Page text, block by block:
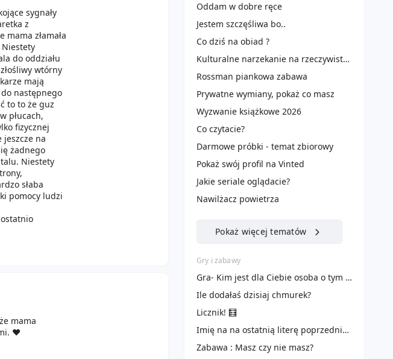
sygnały
z
złamała
do oddziału
wtórny
mają
następnego
to to że guz
płucach,
fizycznej
jeszcze na
żadnego
Niestety
słaba
pomocy ludzi
mama
❤️
Oddam w dobre ręce
Jestem szczęśliwa bo..
Co dziś na obiad ?
Kulturalne narzekanie na rzeczywistość! Uwaga - zawiera offtopy!
Rossman piankowa zabawa
Prywatne wymiany, pokaż co masz
Wyzwanie książkowe 2026
Co czytacie?
Darmowe próbki - temat zbiorowy
Pokaż swój profil na Vinted
Jakie seriale oglądacie?
Nawilżacz powietrza
Pokaż więcej tematów
Gry i zabawy
Gra- Kim jest dla Ciebie osoba o tym imieniu :)
Ile dodałaś dzisiaj chmurek?
Licznik! 🧮
Imię na na ostatnią literę poprzedniego
Zabawa : Masz czy nie masz?